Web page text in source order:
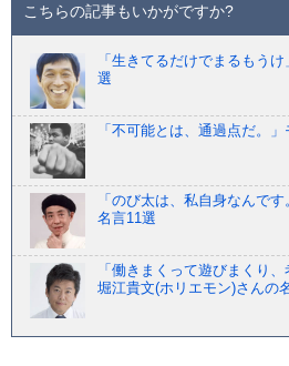
こちらの記事もいかがですか?
「生きてるだけでまるもう
選
「不可能とは、通過点だ。
「のび太は、私自身なんで
名言11選
「働きまくって遊びまくり
堀江貴文(ホリエモン)さんの